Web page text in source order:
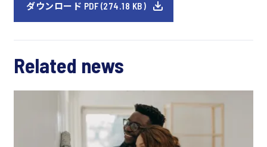
ダウンロード PDF (274.18 KB)
Related news